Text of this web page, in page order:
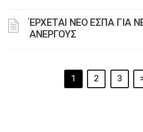
ΈΡΧΕΤΑΙ ΝΕΟ ΕΣΠΑ ΓΙΑ
ΑΝΕΡΓΟΥΣ
1 2 3